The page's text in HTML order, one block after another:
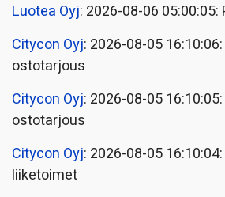
Luotea Oyj: 2026-08-06
Citycon Oyj: 2026-08-05
ostotarjous
Citycon Oyj: 2026-08-05
ostotarjous
Citycon Oyj: 2026-08-05
liiketoimet